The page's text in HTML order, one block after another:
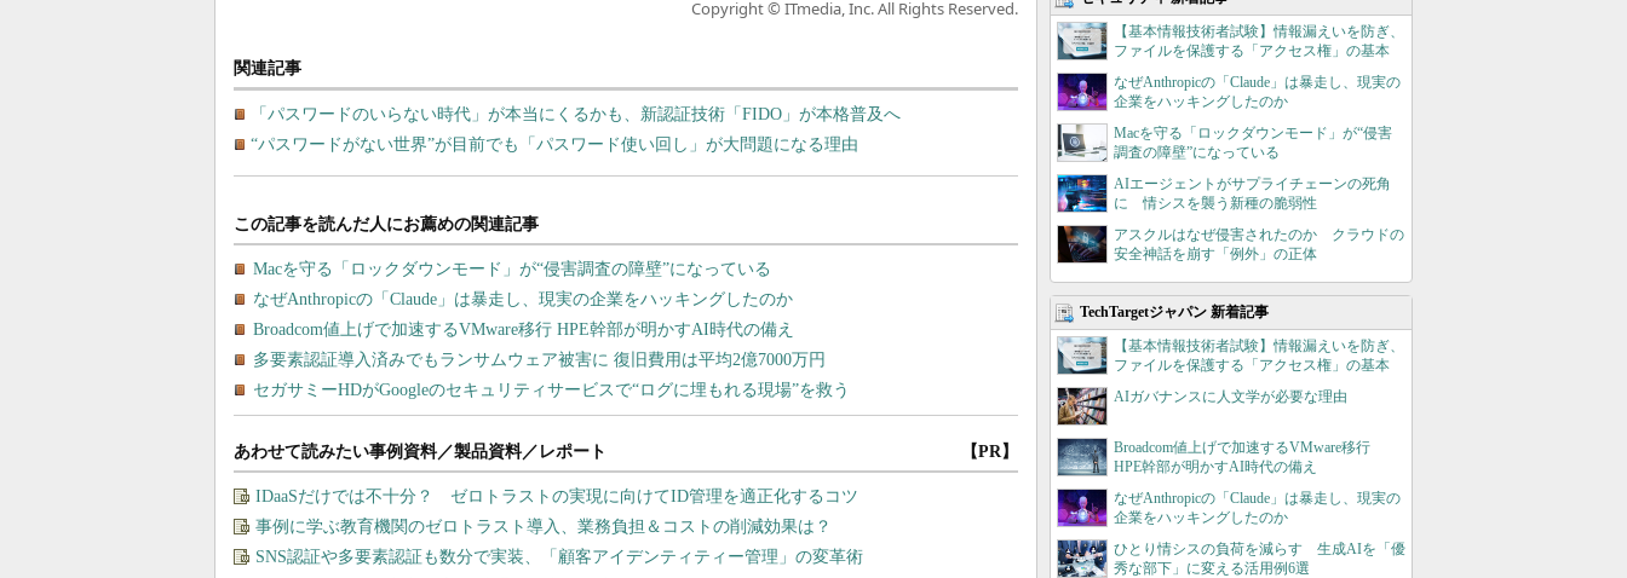
Copyright © ITmedia, Inc. All Rights Reserved.
関連記事
「パスワードのいらない時代」が本当にくるかも、新認証技術「FIDO」が本格普及へ
“パスワードがない世界”が目前でも「パスワード使い回し」が大問題になる理由
あわせて読みたい事例資料／製品資料／レポート 【PR】
IDaaSだけでは不十分？ ゼロトラストの実現に向けてID管理を適正化するコツ
事例に学ぶ教育機関のゼロトラスト導入、業務負担＆コストの削減効果は？
SNS認証や多要素認証も数分で実装、「顧客アイデンティティー管理」の変革術
【基本情報技術者試験】情報漏えいを防ぎ、
ファイルを保護する「アクセス権」の基本
なぜAnthropicの「Claude」は暴走し、現実の
企業をハッキングしたのか
Macを守る「ロックダウンモード」が“侵害
調査の障壁”になっている
AIエージェントがサプライチェーンの死角
に 情シスを襲う新種の脆弱性
アスクルはなぜ侵害されたのか クラウドの
安全神話を崩す「例外」の正体
TechTargetジャパン 新着記事
【基本情報技術者試験】情報漏えいを防ぎ、
ファイルを保護する「アクセス権」の基本
AIガバナンスに人文学が必要な理由
Broadcom値上げで加速するVMware移行
HPE幹部が明かすAI時代の備え
なぜAnthropicの「Claude」は暴走し、現実の
企業をハッキングしたのか
ひとり情シスの負荷を減らす 生成AIを「優
秀な部下」に変える活用例6選